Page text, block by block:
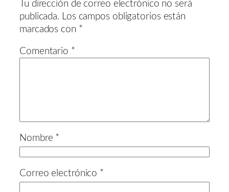
Tu dirección de correo electrónico no será
publicada.
Los campos obligatorios están
marcados con *
Comentario *
Nombre *
Correo electrónico *